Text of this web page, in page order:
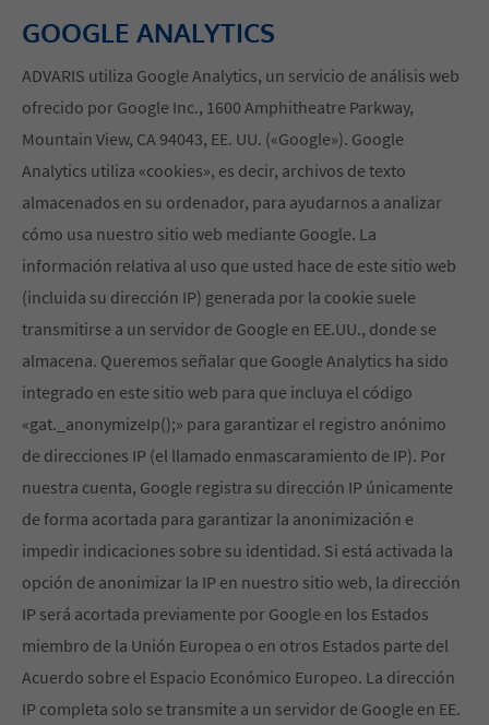
GOOGLE ANALYTICS
ADVARIS utiliza Google Analytics, un servicio de análisis web
ofrecido por Google Inc., 1600 Amphitheatre Parkway,
Mountain View, CA 94043, EE. UU. («Google»). Google
Analytics utiliza «cookies», es decir, archivos de texto
almacenados en su ordenador, para ayudarnos a analizar
cómo usa nuestro sitio web mediante Google. La
información relativa al uso que usted hace de este sitio web
(incluida su dirección IP) generada por la cookie suele
transmitirse a un servidor de Google en EE.UU., donde se
almacena. Queremos señalar que Google Analytics ha sido
integrado en este sitio web para que incluya el código
«gat._anonymizeIp();» para garantizar el registro anónimo
de direcciones IP (el llamado enmascaramiento de IP). Por
nuestra cuenta, Google registra su dirección IP únicamente
de forma acortada para garantizar la anonimización e
impedir indicaciones sobre su identidad. Si está activada la
opción de anonimizar la IP en nuestro sitio web, la dirección
IP será acortada previamente por Google en los Estados
miembro de la Unión Europea o en otros Estados parte del
Acuerdo sobre el Espacio Económico Europeo. La dirección
IP completa solo se transmite a un servidor de Google en EE.